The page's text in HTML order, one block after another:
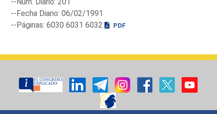
--Fecha Diario: 06/02/1991
--Páginas: 6030 6031 6032
PDF